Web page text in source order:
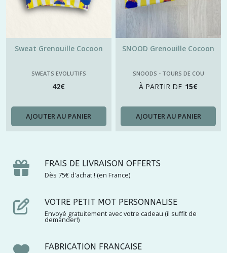
Sweat Grenouille Cocoon
SWEATS EVOLUTIFS
42€
AJOUTER AU PANIER
SNOOD Grenouille Cocoon
SNOODS - TOURS DE COU
À PARTIR DE 15€
AJOUTER AU PANIER
FRAIS DE LIVRAISON OFFERTS
Dès 75€ d'achat ! (en France)
VOTRE PETIT MOT PERSONNALISE
Envoyé gratuitement avec votre cadeau (il suffit de
demander!)
FABRICATION FRANCAISE